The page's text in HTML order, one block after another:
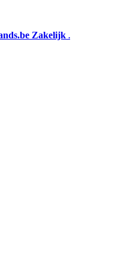
Zakelijk .